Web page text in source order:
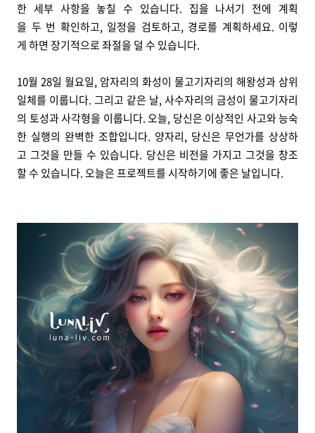
한 세부 사항을 놓칠 수 있습니다. 집을 나서기 전에 계획
을 두 번 확인하고, 일정을 검토하고, 경로를 계획하세요. 이렇
게 하면 장기적으로 좌절을 덜 수 있습니다.
10월 28일 월요일, 암자리의 화성이 물고기자리의 해왕성과 삼위
일체를 이룹니다. 그리고 같은 날, 사수자리의 금성이 물고기자리
의 토성과 사각형을 이룹니다. 오늘, 당신은 이상적인 사고와 능숙
한 실행의 완벽한 조합입니다. 양자리, 당신은 무언가를 상상하
고 그것을 만들 수 있습니다. 당신은 비전을 가지고 그것을 창조
할 수 있습니다. 오늘은 프로젝트를 시작하기에 좋은 날입니다.